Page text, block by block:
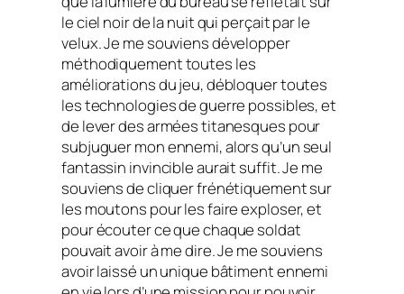
le ciel noir de la nuit qui perçait par le
velux. Je me souviens développer
méthodiquement toutes les
améliorations du jeu, débloquer toutes
les technologies de guerre possibles, et
de lever des armées titanesques pour
subjuguer mon ennemi, alors qu’un seul
fantassin invincible aurait suffit. Je me
souviens de cliquer frénétiquement sur
les moutons pour les faire exploser, et
pour écouter ce que chaque soldat
pouvait avoir à me dire. Je me souviens
avoir laissé un unique bâtiment ennemi